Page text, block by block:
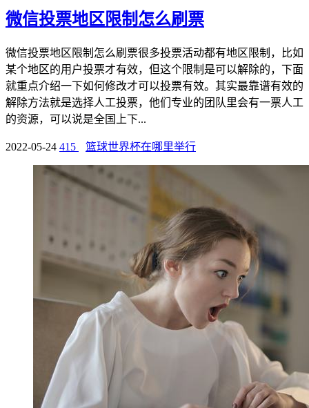
微信投票地区限制怎么刷票
微信投票地区限制怎么刷票很多投票活动都有地区限制，比如
某个地区的用户投票才有效，但这个限制是可以解除的，下面
就重点介绍一下如何修改才可以投票有效。其实最靠谱有效的
解除方法就是选择人工投票，他们专业的团队里会有一票人工
的资源，可以说是全国上下...
2022-05-24 415 篮球世界杯在哪里举行